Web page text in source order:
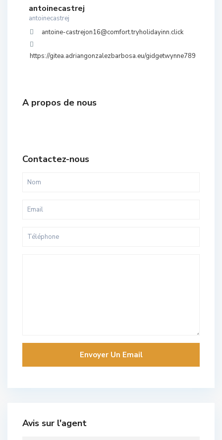
antoinecastrej
antoinecastrej
antoine-castrejon16@comfort.tryholidayinn.click
https://gitea.adriangonzalezbarbosa.eu/gidgetwynne789
A propos de nous
Contactez-nous
Avis sur l'agent